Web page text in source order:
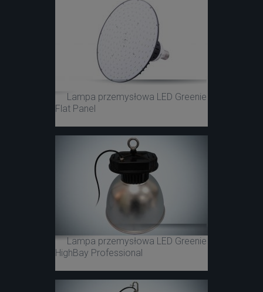
Lampa przemysłowa LED Greenie
Flat Panel
Lampa przemysłowa LED Greenie
HighBay Professional